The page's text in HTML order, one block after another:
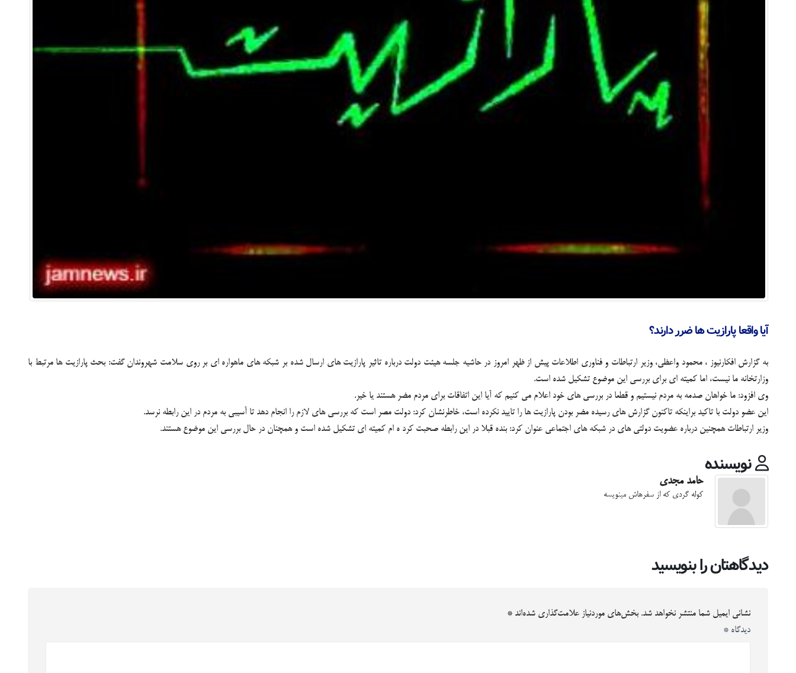
آیا واقعا پارازیت ها ضرر دارند؟
به گزارشافکارنیوز ، محمود واعظی، وزیر ارتباطات و فناوری اطلاعات پیش از ظهر امروز در حاشیه جلسه هیئت دولت درباره تاثیر پارازیت های ارسال شده بر شبکه های ماهواره ای بر روی سلامت شهروندان گفت: بحث پارازیت ها مرتبط با
وزارتخانه ما نیست، اما کمیته ای برای بررسی این موضوع تشکیل شده است.
وی افزود: ما خواهان صدمه به مردم نیستیم و قطعا در بررسی های خود اعلام می کنیم که آیا این اتفاقات برای مردم مضر هستند یا خیر.
این عضو دولت با تاکید براینکه تاکنون گزارش های رسیده مضر بودن پارازیت ها را تایید نکرده است، خاطرنشان کرد: دولت مصر است که بررسی های لازم را انجام دهد تا آسیبی به مردم در این رابطه نرسد.
وزیر ارتباطات همچنین درباره عضویت دولتی های در شبکه های اجتماعی عنوان کرد: بنده قبلا در این رابطه صحبت کرد ه ام کمیته ای تشکیل شده است و همچنان در حال بررسی این موضوع هستند.
نویسنده
حامد مجدی
کوله گردی که از سفرهاش مینویسه
دیدگاهتان را بنویسید
نشانی ایمیل شما منتشر نخواهد شد. بخش‌های موردنیاز علامت‌گذاری شده‌اند *
دیدگاه *